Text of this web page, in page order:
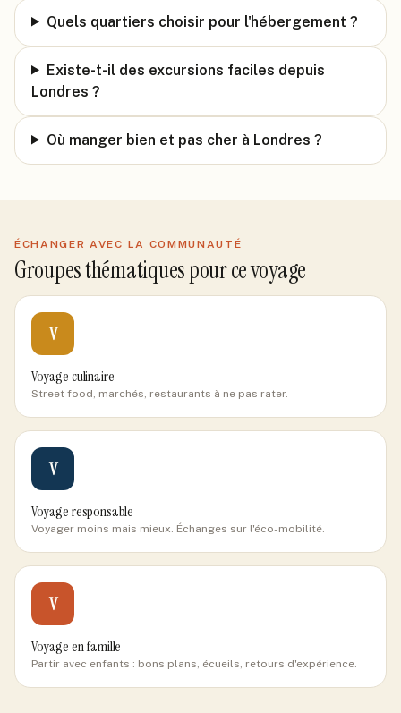
Quels quartiers choisir pour l'hébergement ?
Existe-t-il des excursions faciles depuis
Londres ?
Où manger bien et pas cher à Londres ?
ÉCHANGER AVEC LA COMMUNAUTÉ
Groupes thématiques pour ce voyage
V
Voyage culinaire
Street food, marchés, restaurants à ne pas rater.
V
Voyage responsable
Voyager moins mais mieux. Échanges sur l'éco-mobilité.
V
Voyage en famille
Partir avec enfants : bons plans, écueils, retours d'expérience.